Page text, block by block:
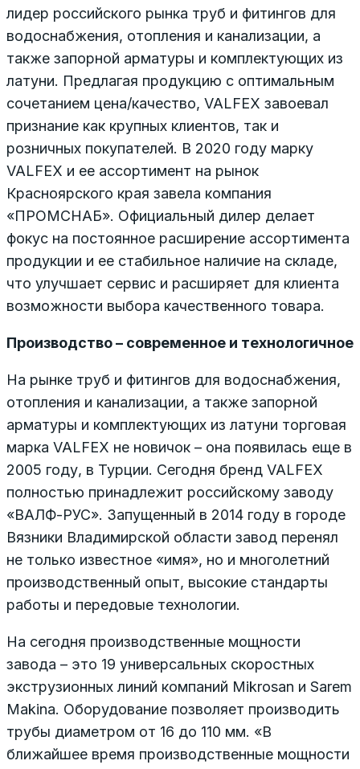
лидер российского рынка труб и фитингов для
водоснабжения, отопления и канализации, а
также запорной арматуры и комплектующих из
латуни. Предлагая продукцию с оптимальным
сочетанием цена/качество, VALFEX завоевал
признание как крупных клиентов, так и
розничных покупателей. В 2020 году марку
VALFEX и ее ассортимент на рынок
Красноярского края завела компания
«ПРОМСНАБ». Официальный дилер делает
фокус на постоянное расширение ассортимента
продукции и ее стабильное наличие на складе,
что улучшает сервис и расширяет для клиента
возможности выбора качественного товара.
Производство – современное и технологичное
На рынке труб и фитингов для водоснабжения,
отопления и канализации, а также запорной
арматуры и комплектующих из латуни торговая
марка VALFEX не новичок – она появилась еще в
2005 году, в Турции. Сегодня бренд VALFEX
полностью принадлежит российскому заводу
«ВАЛФ-РУС». Запущенный в 2014 году в городе
Вязники Владимирской области завод перенял
не только известное «имя», но и многолетний
производственный опыт, высокие стандарты
работы и передовые технологии.
На сегодня производственные мощности
завода – это 19 универсальных скоростных
экструзионных линий компаний Mikrosan и Sarem
Makina. Оборудование позволяет производить
трубы диаметром от 16 до 110 мм. «В
ближайшее время производственные мощности